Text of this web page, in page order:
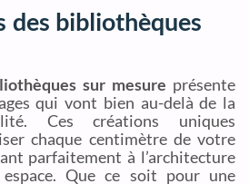
des bibliothèques
sur mesure présente
qui vont bien au-delà de la
Ces créations uniques
chaque centimètre de votre
parfaitement à l’architecture
Que ce soit pour une